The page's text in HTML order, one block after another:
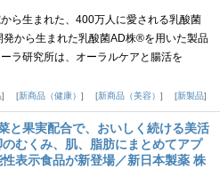
ら生まれた、400万人に愛される乳酸菌
から生まれた乳酸菌AD株®を用いた製品
ラ研究所は、オーラルケアと腸活を
新商品（健康） 新商品（美容） 新製品
と果実配合で、おいしく続ける美活
むくみ、肌、脂肪にまとめてアプ
表示食品が新登場／新日本製薬 株